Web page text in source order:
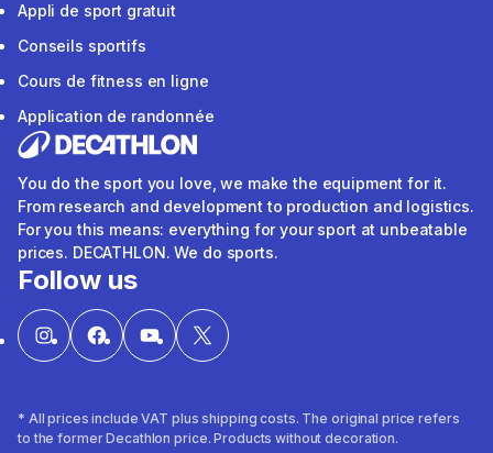
Appli de sport gratuit
Conseils sportifs
Cours de fitness en ligne
Application de randonnée
You do the sport you love, we make the equipment for it.
From research and development to production and logistics.
For you this means: everything for your sport at unbeatable
prices. DECATHLON. We do sports.
Follow us
* All prices include VAT plus shipping costs. The original price refers
to the former Decathlon price. Products without decoration.